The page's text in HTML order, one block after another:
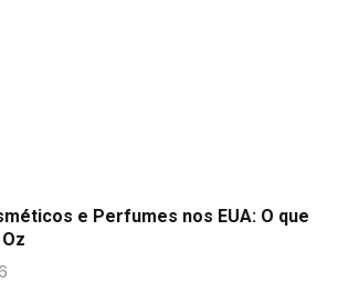
e Perfumes nos EUA: O que